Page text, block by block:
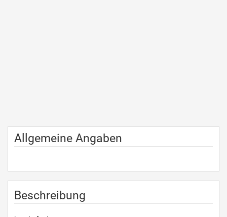
Allgemeine Angaben
Beschreibung